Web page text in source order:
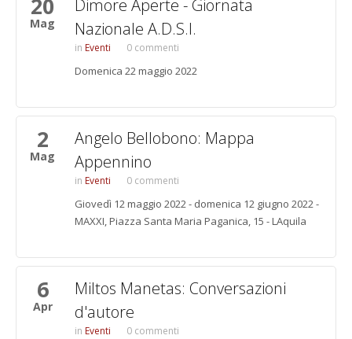
20
Mag
Dimore Aperte - Giornata
Nazionale A.D.S.I.
Eventi 0 commenti
Domenica 22 maggio 2022
2
Mag
Angelo Bellobono: Mappa
Appennino
Eventi 0 commenti
Giovedì 12 maggio 2022 - domenica 12 giugno 2022 -
MAXXI, Piazza Santa Maria Paganica, 15 - LAquila
6
Apr
Miltos Manetas: Conversazioni
d'autore
Eventi 0 commenti